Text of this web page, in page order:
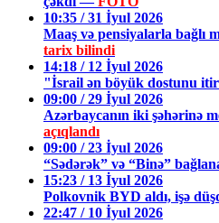
10:35 / 31 İyul 2026
Maaş və pensiyalarla bağlı
tarix bilindi
14:18 / 12 İyul 2026
"İsrail ən böyük dostunu
09:00 / 29 İyul 2026
Azərbaycanın iki şəhərinə
açıqlandı
09:00 / 23 İyul 2026
“Sədərək” və “Binə”
15:23 / 13 İyul 2026
Polkovnik BYD aldı, işə
22:47 / 10 İyul 2026